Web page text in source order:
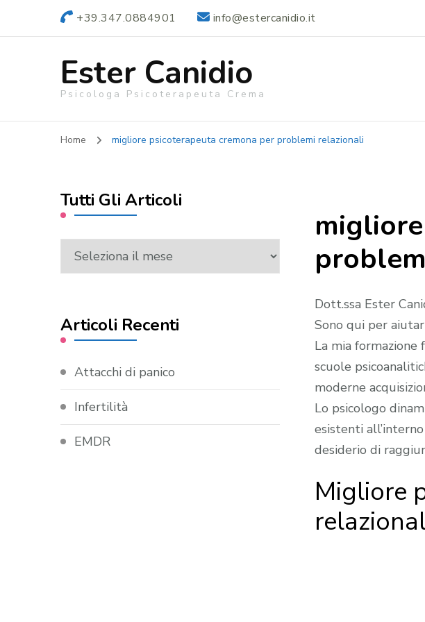
+39.347.0884901 info@estercanidio.it
Ester Canidio
Psicologa Psicoterapeuta Crema
Home migliore psicoterapeuta cremona per problemi relazionali
Dott.ssa Ester
Sono qui per
La mia
scuole
moderne
Lo psicologo
esistenti
desiderio di
Migliore
Tutti Gli Articoli
Tutti
Articoli Recenti
Attacchi di panico
Infertilità
EMDR